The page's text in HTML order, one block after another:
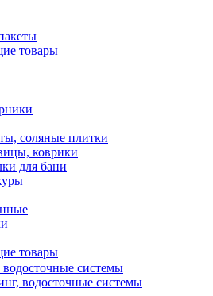
товары
соляные плитки
коврики
для бани
товары
системы
водосточные системы